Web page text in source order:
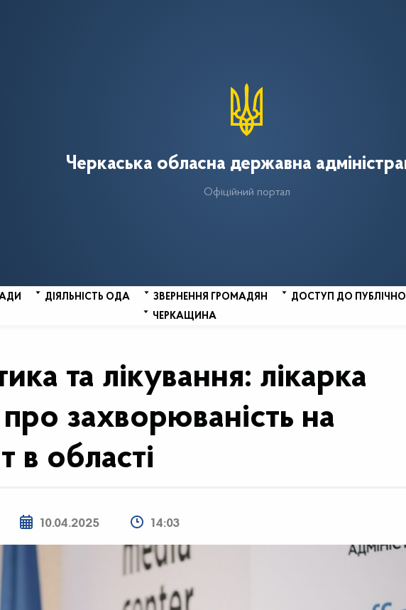
Черкаська обласна державна
Офіційний портал
ДІЯЛЬНІСТЬ ОДА ЗВЕРНЕННЯ ГРОМАДЯН
ДОСТУП ДО
ЧЕРКАЩИНА
та лікування: лікарка
захворюваність на
в області
10.04.2025 14:03